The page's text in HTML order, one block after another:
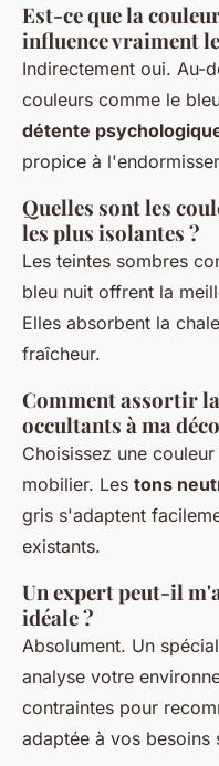
Est-ce que la
influence vraiment
Indirectement oui. Au-
couleurs comme le
détente
propice à
Quelles sont les
les plus isolantes ?
Les teintes sombres
bleu nuit offrent la
Elles absorbent la
fraîcheur.
Comment assortir
occultants à ma
Choisissez une
mobilier. Les tons
gris s'adaptent
existants.
Un expert peut-il
idéale ?
Absolument. Un
analyse votre
contraintes pour
adaptée à vos besoins